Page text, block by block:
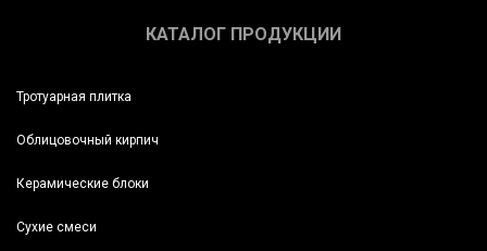
КАТАЛОГ ПРОДУКЦИИ
Тротуарная плитка
Облицовочный кирпич
Керамические блоки
Сухие смеси